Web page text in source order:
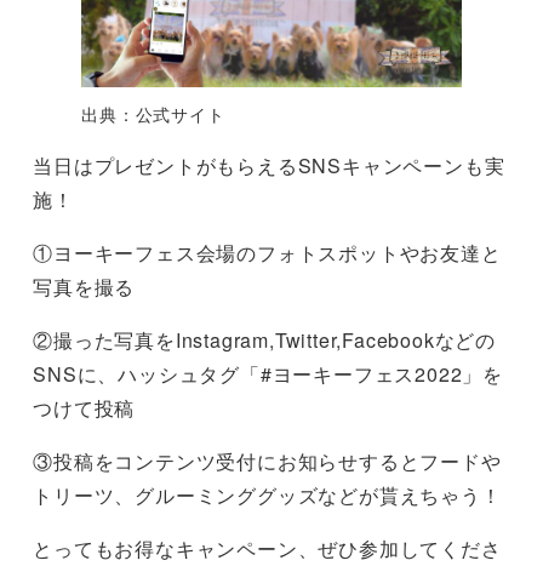
出典：公式サイト
当日はプレゼントがもらえるSNSキャンペーンも実
施！
①ヨーキーフェス会場のフォトスポットやお友達と
写真を撮る
②撮った写真をInstagram,Twitter,Facebookなどの
SNSに、ハッシュタグ「#ヨーキーフェス2022」を
つけて投稿
③投稿をコンテンツ受付にお知らせするとフードや
トリーツ、グルーミンググッズなどが貰えちゃう！
とってもお得なキャンペーン、ぜひ参加してくださ